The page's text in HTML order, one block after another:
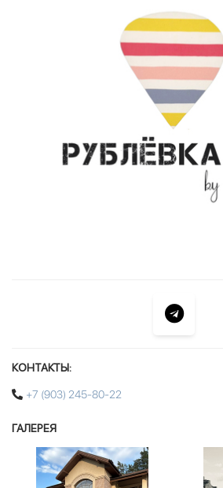
КОНТАКТЫ:
+7 (903) 245-80-22
ГАЛЕРЕЯ